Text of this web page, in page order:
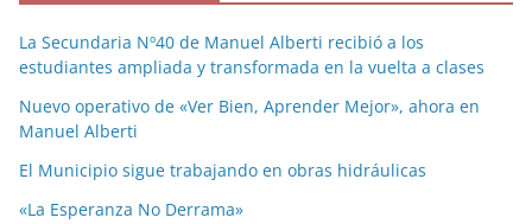
La Secundaria Nº40 de Manuel Alberti recibió a los
estudiantes ampliada y transformada en la vuelta a clases
Nuevo operativo de «Ver Bien, Aprender Mejor», ahora en
Manuel Alberti
El Municipio sigue trabajando en obras hidráulicas
«La Esperanza No Derrama»